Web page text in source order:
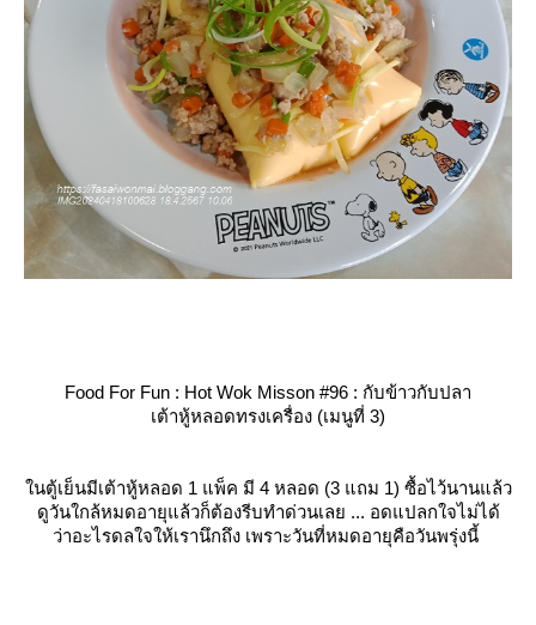
Food For Fun : Hot Wok Misson #96 : กับข้าวกับปลา
เต้าหู้หลอดทรงเครื่อง (เมนูที่ 3)
นตู้เย็นมีเต้าหู้หลอด 1 แพ็ค มี 4 หลอด (3 แถม 1) ซื้อไว้นานแล้ว
ดูวันใกล้หมดอายุแล้วก็ต้องรีบทำด่วนเลย ... อดแปลกใจไม่ได้
ว่าอะไรดลใจให้เรานึกถึง เพราะวันที่หมดอายุคือวันพรุ่งนี้